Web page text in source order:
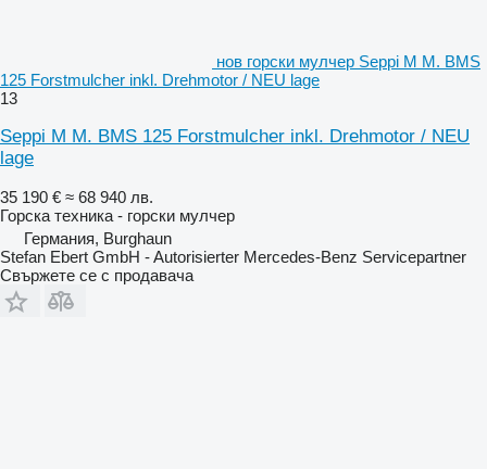
нов горски мулчер Seppi M M. BMS
125 Forstmulcher inkl. Drehmotor / NEU lage
13
Seppi M M. BMS 125 Forstmulcher inkl. Drehmotor / NEU
lage
35 190 € ≈ 68 940 лв.
Горска техника - горски мулчер
Германия, Burghaun
Stefan Ebert GmbH - Autorisierter Mercedes-Benz Servicepartner
Свържете се с продавача